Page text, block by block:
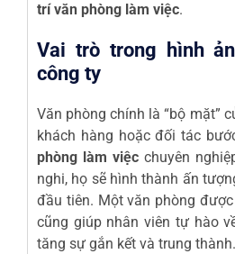
trí văn phòng làm việc.
Vai trò trong hình
công ty
Văn phòng chính là “bộ mặt”
khách hàng hoặc đối tác
phòng làm việc chuyên
nghi, họ sẽ hình thành ấn
đầu tiên. Một văn phòng
cũng giúp nhân viên tự hào
tăng sự gắn kết và trung thành.